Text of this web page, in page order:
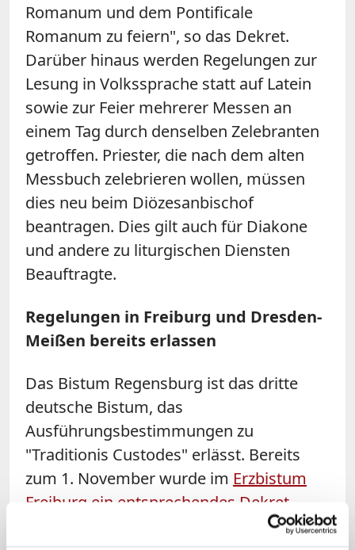
Romanum und dem Pontificale
Romanum zu feiern", so das Dekret.
Darüber hinaus werden Regelungen zur
Lesung in Volkssprache statt auf Latein
sowie zur Feier mehrerer Messen an
einem Tag durch denselben Zelebranten
getroffen. Priester, die nach dem alten
Messbuch zelebrieren wollen, müssen
dies neu beim Diözesanbischof
beantragen. Dies gilt auch für Diakone
und andere zu liturgischen Diensten
Beauftragte.
Regelungen in Freiburg und Dresden-
Meißen bereits erlassen
Das Bistum Regensburg ist das dritte
deutsche Bistum, das
Ausführungsbestimmungen zu
"Traditionis Custodes" erlässt. Bereits
zum 1. November wurde im Erzbistum
Freiburg ein entsprechendes Dekret
, das allerdings noch nicht die im